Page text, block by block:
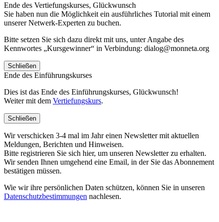
Ende des Vertiefungskurses, Glückwunsch
Sie haben nun die Möglichkeit ein ausführliches Tutorial mit einem
unserer Netwerk-Experten zu buchen.
Bitte setzen Sie sich dazu direkt mit uns, unter Angabe des
Kennwortes „Kursgewinner“ in Verbindung: dialog@monneta.org
Schließen
Ende des Einführungskurses
Dies ist das Ende des Einführungskurses, Glückwunsch!
Weiter mit dem Vertiefungskurs.
Schließen
Wir verschicken 3-4 mal im Jahr einen Newsletter mit aktuellen
Meldungen, Berichten und Hinweisen.
Bitte registrieren Sie sich hier, um unseren Newsletter zu erhalten.
Wir senden Ihnen umgehend eine Email, in der Sie das Abonnement
bestätigen müssen.
Wie wir ihre persönlichen Daten schützen, können Sie in unseren
Datenschutzbestimmungen nachlesen.